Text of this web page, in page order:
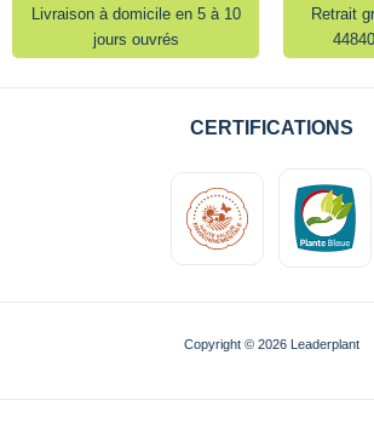
Livraison à domicile en 5 à 10
jours ouvrés
Retrait
CERTIFICATIONS
Copyright © 2026 Leaderplant